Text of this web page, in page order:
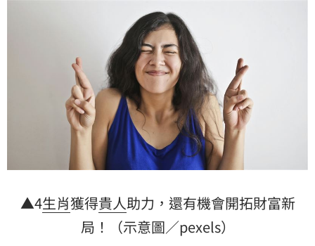
▲4生肖獲得貴人助力，還有機會開拓財富新
局！（示意圖／pexels）